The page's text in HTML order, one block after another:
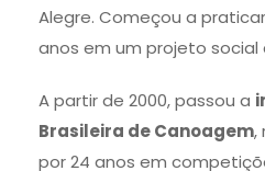
Alegre. Começou a
anos em um projeto social
A partir de 2000, passou a
Brasileira de Canoagem,
por 24 anos em